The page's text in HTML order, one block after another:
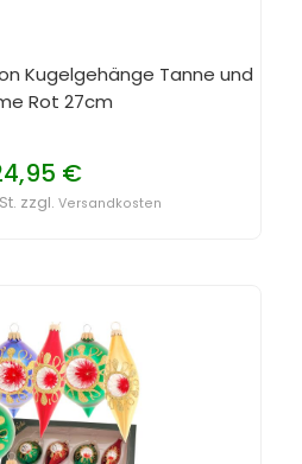
Kugelgehänge Tanne und
Rot 27cm
€
zzgl. Versandkosten